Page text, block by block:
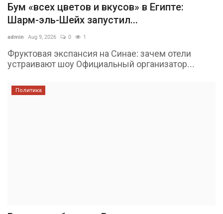
Бум «всех цветов и вкусов» в Египте:
Шарм-эль-Шейх запустил...
admin Aug 9, 2026 0 1
Фруктовая экспансия на Синае: зачем отели
устраивают шоу Официальный организатор...
Политика